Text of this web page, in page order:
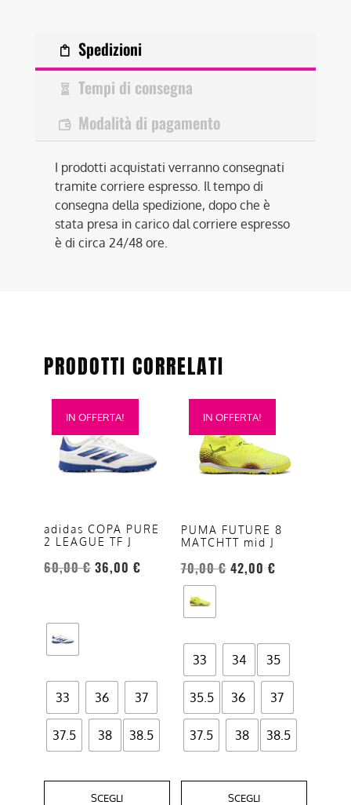
Spedizioni
Tempi di consegna
Modalità di pagamento
I prodotti acquistati verranno consegnati
tramite corriere espresso. Il tempo di
consegna della spedizione, dopo che è
stata presa in carico dal corriere espresso
è di circa 24/48 ore.
PRODOTTI CORRELATI
IN OFFERTA!
adidas COPA PURE
2 LEAGUE TF J
60,00€ 36,00 €
33 36 37
37.5 38 38.5
SCEGLI
Questo
prodotto
più
opzioni
possono
essere
pagina
del
IN OFFERTA!
PUMA FUTURE 8
MATCHTT mid J
70,00€ 42,00 €
33 34 35
35.5 36 37
37.5 38 38.5
SCEGLI
Questo
prodotto
opzioni
possono
essere
scelte
nella
del
prodotto